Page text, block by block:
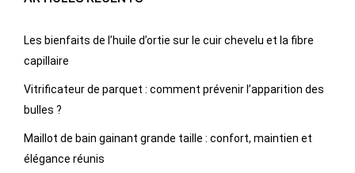
Les bienfaits de l’huile d’ortie sur le cuir chevelu et la fibre
capillaire
Vitrificateur de parquet : comment prévenir l’apparition des
bulles ?
Maillot de bain gainant grande taille : confort, maintien et
élégance réunis